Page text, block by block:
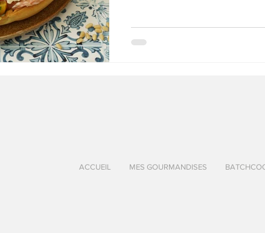
bowlcakes salés Cakes et muffins
chocolat Desserts aux fruits
ACCUEIL MES GOURMANDISES